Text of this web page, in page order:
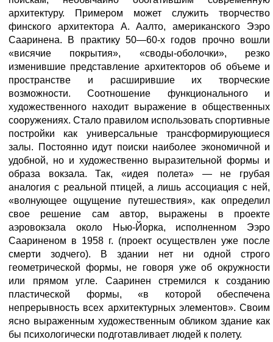
архитектуру. Примером может служить творчество
финского архитектора А. Аалто, американского Ээро
Сааринена. В практику 50—60-х годов прочно вошли
«висячие покрытия», «своды-оболочки», резко
изменившие представление архитекторов об объеме и
пространстве и расширившие их творческие
возможности. Соотношение функционального и
художественного находит выражение в общественных
сооружениях. Стало правилом использовать спортивные
постройки как универсальные трансформирующиеся
залы. Постоянно идут поиски наиболее экономичной и
удобной, но и художественно выразительной формы и
образа вокзала. Так, «идея полета» — не грубая
аналогия с реальной птицей, а лишь ассоциация с ней,
«волнующее ощущение путешествия», как определил
свое решение сам автор, выражены в проекте
аэровокзала около Нью-Йорка, исполненном Ээро
Саариненом в 1958 г. (проект осуществлен уже после
смерти зодчего). В здании нет ни одной строго
геометрической формы, не говоря уже об окружности
или прямом угле. Сааринен стремился к созданию
пластической формы, «в которой обеспечена
непрерывность всех архитектурных элементов». Своим
ясно выраженным художественным обликом здание как
бы психологически подготавливает людей к полету.